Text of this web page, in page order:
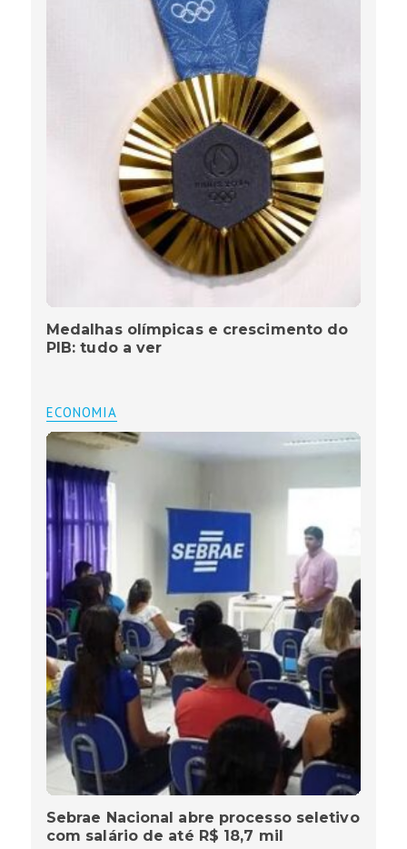
Medalhas olímpicas e crescimento do
PIB: tudo a ver
ECONOMIA
Sebrae Nacional abre processo seletivo
com salário de até R$ 18,7 mil